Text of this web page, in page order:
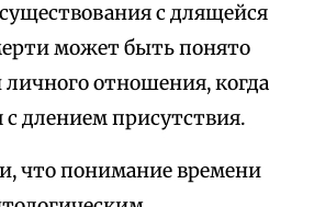
с длящейся
может быть понято
отношения, когда
с длением присутствия.
что понимание времени